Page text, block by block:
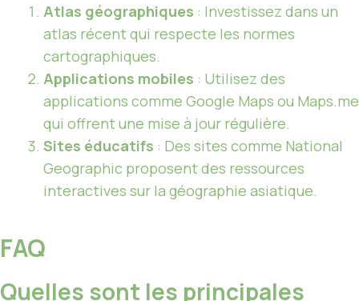
Atlas géographiques : Investissez dans un
atlas récent qui respecte les normes
cartographiques.
Applications mobiles : Utilisez des
applications comme Google Maps ou Maps.me
qui offrent une mise à jour régulière.
Sites éducatifs : Des sites comme National
Geographic proposent des ressources
interactives sur la géographie asiatique.
FAQ
Quelles sont les principales